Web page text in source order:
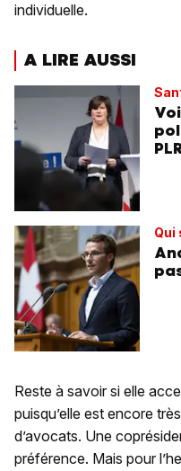
individuelle.
A LIRE AUSSI
Qui
Reste à savoir si elle
puisqu’elle est encore
d’avocats. Une
préférence. Mais pour